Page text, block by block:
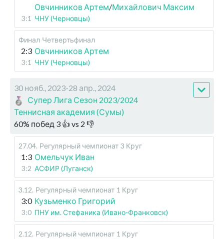
Овчинников Артем/Михайлович Максим
3:1 ЧНУ (Черновцы)
Финал Четвертьфинал
2:3 Овчинников Артем
3:1 ЧНУ (Черновцы)
30 нояб., 2023-28 апр., 2024
Супер Лига Сезон 2023/2024
Теннисная академия (Сумы)
60% побед 3 👍 vs 2 👎
27.04. Регулярный чемпионат 3 Круг
1:3 Омельчук Иван
3:2 АСФИР (Луганск)
3.12. Регулярный чемпионат 1 Круг
3:0 Кузьменко Григорий
3:0 ПНУ им. Стефаника (Ивано-Франковск)
2.12. Регулярный чемпионат 1 Круг